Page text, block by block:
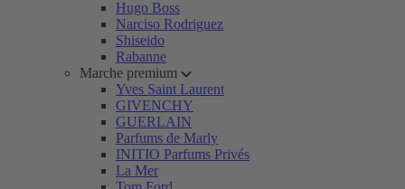
Hugo Boss
Narciso Rodriguez
Shiseido
Rabanne
Marche premium
Yves Saint Laurent
GIVENCHY
GUERLAIN
Parfums de Marly
INITIO Parfums Privés
La Mer